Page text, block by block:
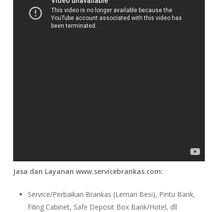
Jasa dan Layanan www.servicebrankas.com:
Service/Perbaikan Brankas (Lemari Besi), Pintu Bank,
Filing Cabinet, Safe Deposit Box Bank/Hotel, dll